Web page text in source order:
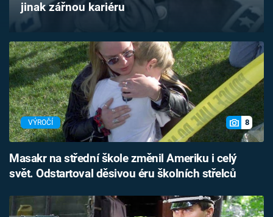
Sledujte prima+
Přihlášení
Sledujte nás
jinak zářnou kariéru
VÝROČÍ 8
Masakr na střední škole změnil Ameriku i celý
svět. Odstartoval děsivou éru školních střelců